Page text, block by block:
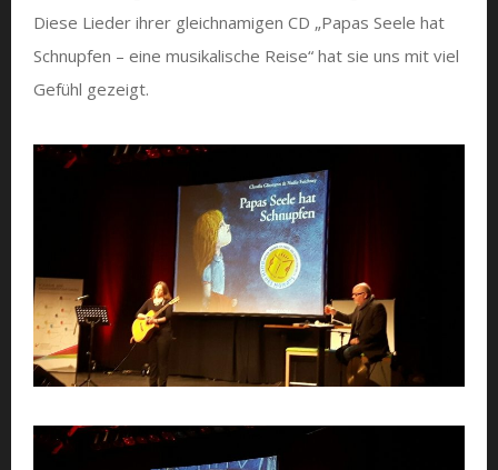
Diese Lieder ihrer gleichnamigen CD „Papas Seele hat
Schnupfen – eine musikalische Reise“ hat sie uns mit viel
Gefühl gezeigt.